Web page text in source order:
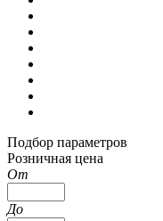
Подбор параметров
Розничная цена
От
До